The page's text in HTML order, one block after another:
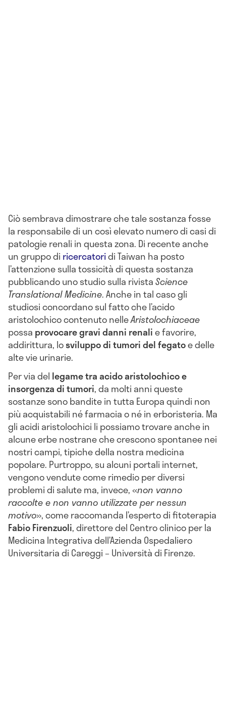
Ciò sembrava dimostrare che tale sostanza fosse
la responsabile di un così elevato numero di casi di
patologie renali in questa zona. Di recente anche
un gruppo di ricercatoridi Taiwan ha posto
l’attenzione sulla tossicità di questa sostanza
pubblicando uno studio sulla rivistaScience
Translational Medicine. Anche in tal caso gli
studiosi concordano sul fatto che l’acido
aristolochico contenuto nelleAristolochiaceae
possa provocare gravi danni renalie favorire,
addirittura, losviluppo di tumori del fegatoe delle
alte vie urinarie.
Per via del legame tra acido aristolochico e
insorgenza di tumori, da molti anni queste
sostanze sono bandite in tutta Europa quindi non
più acquistabili né farmacia o né in erboristeria. Ma
gli acidi aristolochici li possiamo trovare anche in
alcune erbe nostrane che crescono spontanee nei
nostri campi, tipiche della nostra medicina
popolare. Purtroppo, su alcuni portali internet,
vengono vendute come rimedio per diversi
problemi di salute ma, invece, «non vanno
raccolte e non vanno utilizzate per nessun
motivo», come raccomanda l’esperto di fitoterapia
Fabio Firenzuoli, direttore del Centro clinico per la
Medicina Integrativa dell’Azienda Ospedaliero
Universitaria di Careggi – Università di Firenze.